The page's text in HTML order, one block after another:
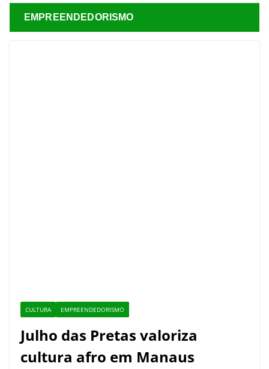
EMPREENDEDORISMO
na Casa de Praia Zezinho Corrêa A valorização da
Arraial da economia criativa leva